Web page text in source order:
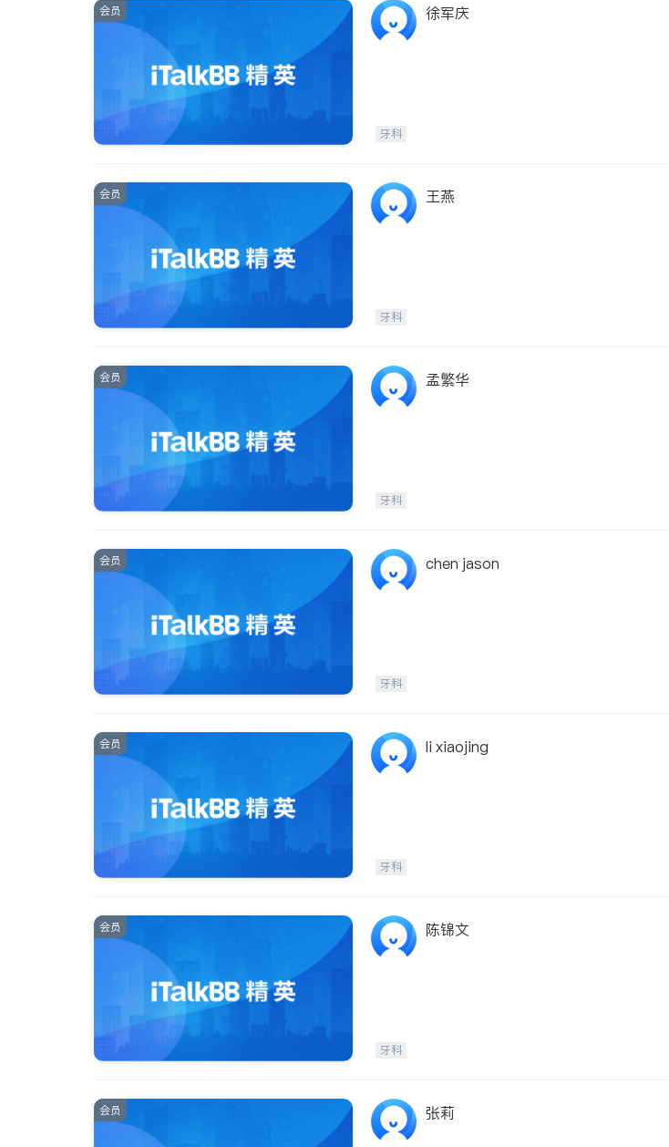
会员 徐军庆
牙科
会员 王燕
牙科
会员 孟繁华
牙科
会员 chen jason
牙科
会员 li xiaojing
牙科
会员 陈锦文
牙科
会员 张莉